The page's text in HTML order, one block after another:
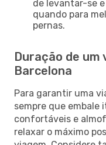
de levantar-se
quando para
pernas.
Duração de um
Barcelona
Para garantir uma
sempre que embale
confortáveis e
relaxar o máximo